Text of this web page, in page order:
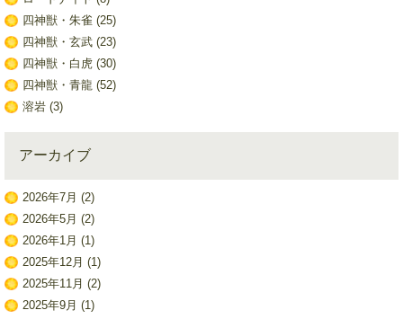
四神獣・朱雀 (25)
四神獣・玄武(23)
四神獣・白虎(30)
四神獣・青龍(52)
溶岩(3)
アーカイブ
2026年7月 (2)
2026年5月 (2)
2026年1月 (1)
2025年12月 (1)
2025年11月 (2)
2025年9月 (1)